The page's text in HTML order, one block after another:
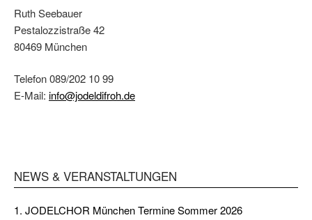
Ruth Seebauer
Pestalozzistraße 42
80469 München
Telefon 089/202 10 99
E-Mail: info@jodeldifroh.de
NEWS & VERANSTALTUNGEN
1. JODELCHOR München Termine Sommer 2026